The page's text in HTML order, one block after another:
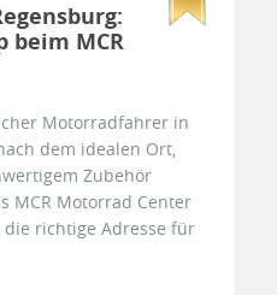
beim MCR
Motorradfahrer in
dem idealen Ort,
Zubehör
MCR Motorrad Center
die richtige Adresse für